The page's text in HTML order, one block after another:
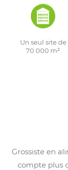
Un seul site de
70 000 m²
Grossiste en
compte plus